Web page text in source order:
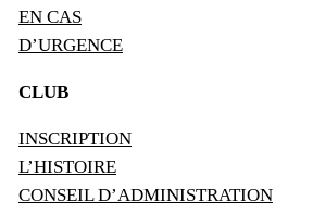
EN CAS
D’URGENCE
CLUB
INSCRIPTION
L’HISTOIRE
CONSEIL D’ADMINISTRATION